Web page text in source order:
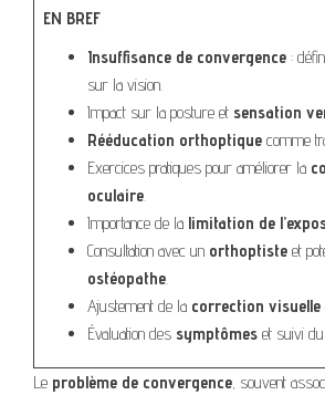
EN BREF
Insuffisance de convergence :
sur la vision.
Impact sur la posture et sensation
Rééducation orthoptique comme
Exercices pratiques pour améliorer la
oculaire.
Importance de la limitation de
Consultation avec un orthoptiste et
ostéopathe.
Ajustement de la correction visuelle
Évaluation des symptômes et suivi
Le problème de convergence, souvent